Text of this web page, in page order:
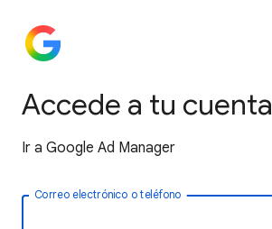
Accede a tu cuenta
Ir a Google Ad Manager
Correo electrónico o teléfono